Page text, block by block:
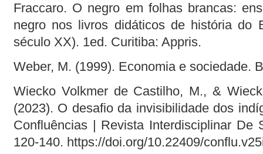
Fraccaro. O negro em folhas brancas:
negro nos livros didáticos de história do
século XX). 1ed. Curitiba: Appris.
Weber, M. (1999). Economia e sociedade.
Wiecko Volkmer de Castilho, M., &
(2023). O desafio da invisibilidade dos
Confluências | Revista Interdisciplinar De
120-140. https://doi.org/10.22409/